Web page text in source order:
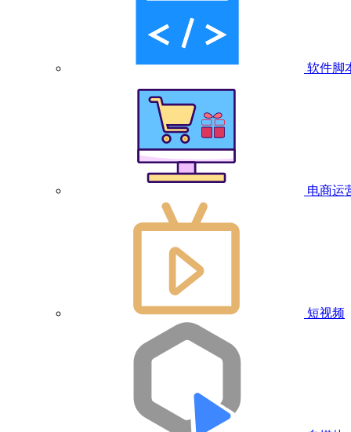
软件脚
电商运
短视频